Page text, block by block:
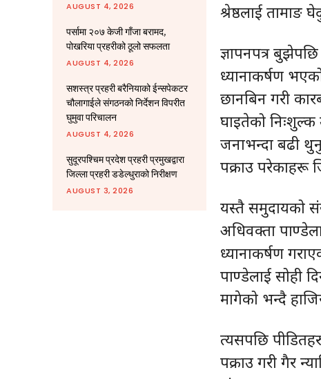
AUGUST 4, 2026
पर्सामा २०७ केजी गाँजा बरामद,
पोखरिया प्रहरीको ठूलो सफलता
AUGUST 4, 2026
सशस्त्र प्रहरी बरैनियाको ईन्सपेकटर
चौलागाईले संगठनको निर्देशन विपरीत
घुमुवा परिचालन
AUGUST 4, 2026
सुदूरपश्चिम प्रदेश प्रहरी प्रमुखद्वारा
जिल्ला प्रहरी डडेल्धुराको निरीक्षण
AUGUST 3, 2026
श्रेष्ठलाई तामाङ
ज्ञापनपत्र बुझेपछि
ध्यानाकर्षण
छानबिन गरी
घाइतेको
जनाभन्दा बढी
पक्राउ परेकाहरू
यस्तै समुदायको
अधिवक्ता
ध्यानाकर्षण
पाण्डेलाई सोही
मागेको भन्दै
त्यसपछि
पक्राउ गरी गैर